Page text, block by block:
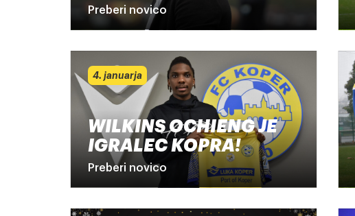
Preberi novico
4. januarja
WILKINS OCHIENG JE
IGRALEC KOPRA!
Preberi novico